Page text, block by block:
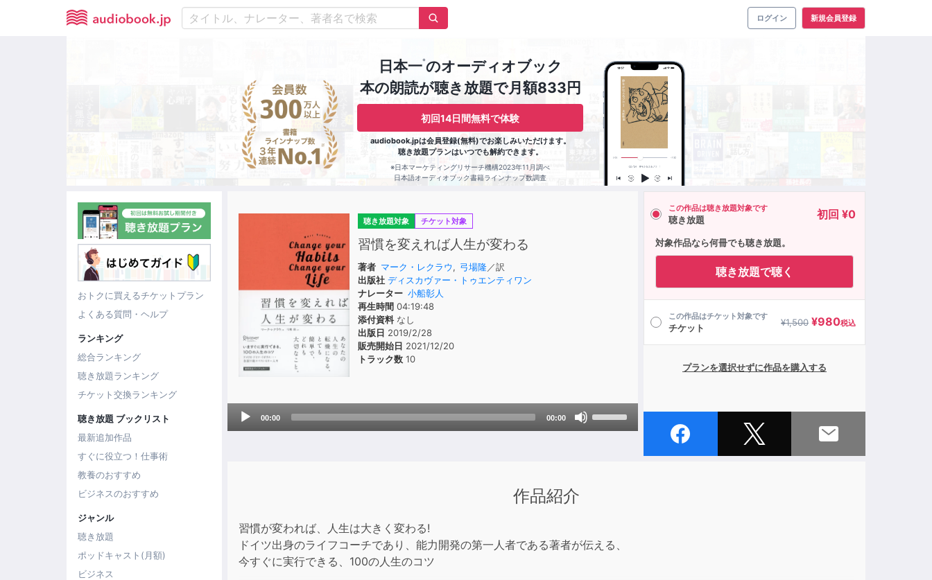
ログイン 新規会員登録
日本一※のオーディオブック
本の朗読が聴き放題で月額833円
初回14日間無料で体験
audiobook.jpは会員登録(無料)でお楽しみいただけます。
聴き放題プランはいつでも解約できます。
※日本マーケティングリサーチ機構2023年11月調べ
日本語オーディオブック書籍ラインナップ数調査
おトクに買えるチケットプラン
よくある質問・ヘルプ
ランキング
総合ランキング
聴き放題ランキング
チケット交換ランキング
聴き放題 ブックリスト
最新追加作品
すぐに役立つ！仕事術
教養のおすすめ
ビジネスのおすすめ
ジャンル
聴き放題
ポッドキャスト(月額)
ビジネス
聴き放題対象 チケット対象
習慣を変えれば人生が変わる
著者 マーク・レクラウ, 弓場隆／訳
出版社 ディスカヴァー・トゥエンティワン
ナレーター 小船彰人
再生時間 04:19:48
添付資料なし
出版日 2019/2/28
販売開始日 2021/12/20
トラック数 10
Audio
Player
00:00 00:00
volume.
この作品は聴き放題対象です
聴き放題 初回 ¥0
対象作品なら何冊でも聴き放題。
聴き放題で聴く
この作品はチケット対象です
チケット ¥1,500 ¥980税込
プランを選択せずに作品を購入する
作品紹介
習慣が変われば、人生は大きく変わる!
ドイツ出身のライフコーチであり、能力開発の第一人者である著者が伝える、
今すぐに実行できる、100の人生のコツ